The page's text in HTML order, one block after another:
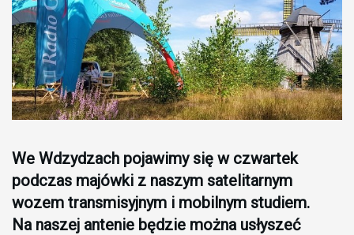
We Wdzydzach pojawimy się w czwartek
podczas majówki z naszym satelitarnym
wozem transmisyjnym i mobilnym studiem.
Na naszej antenie będzie można usłyszeć